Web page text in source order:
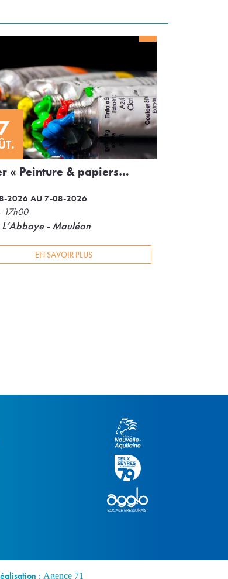
« Peinture & papiers
»
2026 AU 7-08-2026
17h00
L’Abbaye - Mauléon
EN SAVOIR PLUS
: Agence 71